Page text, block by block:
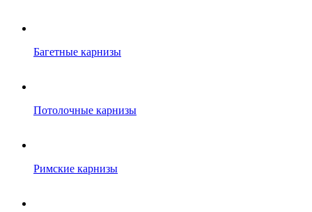
Багетные карнизы
Потолочные карнизы
Римские карнизы